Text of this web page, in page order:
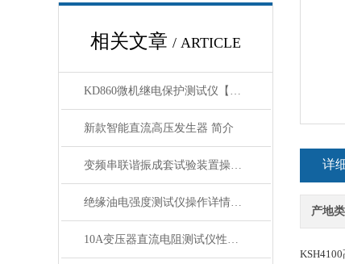
相关文章 / ARTICLE
KD860微机继电保护测试仪【上海康登电气科技有限公司】
新款智能直流高压发生器 简介
变频串联谐振成套试验装置操作原理和接线
绝缘油电强度测试仪操作详情步骤指导书
10A变压器直流电阻测试仪性能参数特点
详
产地